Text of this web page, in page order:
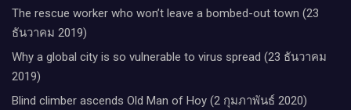
The rescue worker who won’t leave a bombed-out town (23
ธันวาคม 2019)
Why a global city is so vulnerable to virus spread (23 ธันวาคม
2019)
Blind climber ascends Old Man of Hoy (2 กุมภาพันธ์ 2020)